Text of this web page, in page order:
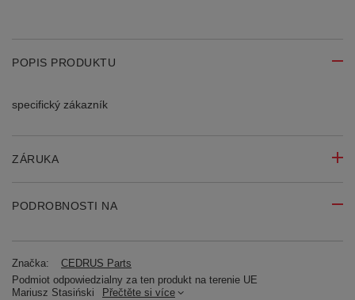
POPIS PRODUKTU
specifický zákazník
ZÁRUKA
PODROBNOSTI NA
Značka:
CEDRUS Parts
Podmiot odpowiedzialny za ten produkt na terenie UE
Mariusz Stasiński
Přečtěte si více